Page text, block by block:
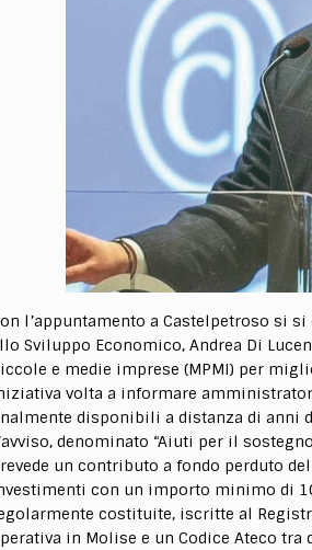
l’appuntamento a Castelpetroso si
Sviluppo Economico, Andrea Di
e medie imprese (MPMI) per
volta a informare
disponibili a distanza di anni
denominato “Aiuti per il
un contributo a fondo perduto
con un importo minimo di
costituite, iscritte al
in Molise e un Codice Ateco